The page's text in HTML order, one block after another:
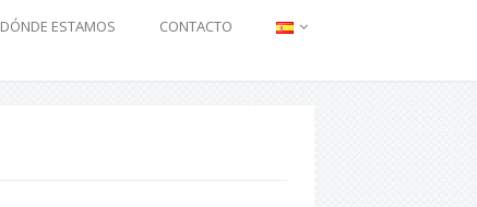
DÓNDE ESTAMOS CONTACTO